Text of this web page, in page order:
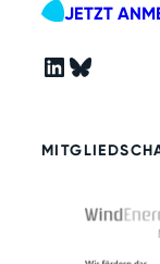
JETZT
LinkedIn Bluesky